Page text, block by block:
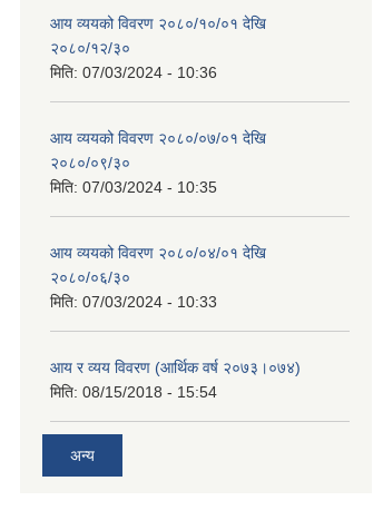
आय व्ययको विवरण २०८०/१०/०१ देखि
२०८०/१२/३०
मिति: 07/03/2024 - 10:36
आय व्ययको विवरण २०८०/०७/०१ देखि
२०८०/०९/३०
मिति: 07/03/2024 - 10:35
आय व्ययको विवरण २०८०/०४/०१ देखि
२०८०/०६/३०
मिति: 07/03/2024 - 10:33
आय र व्यय विवरण (आर्थिक वर्ष २०७३।०७४)
मिति: 08/15/2018 - 15:54
अन्य